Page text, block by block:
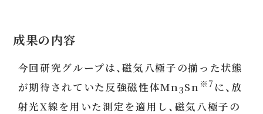
成果の内容
今回研究グループは、磁気八極子の揃った状態
が期待されていた反強磁性体Mn 3Sn ※7 に、放
射光X線を用いた測定を適用し、磁気八極子の